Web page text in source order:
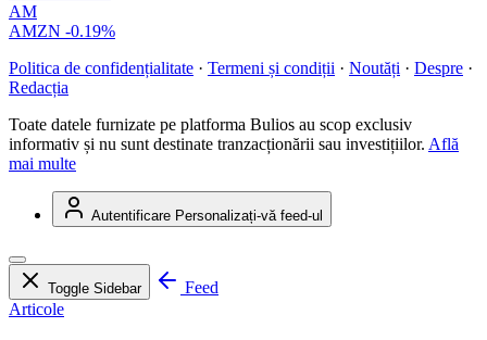
AM
AMZN -0.19%
Politica de confidențialitate · Termeni și condiții · Noutăți · Despre ·
Redacția
Toate datele furnizate pe platforma Bulios au scop exclusiv
informativ și nu sunt destinate tranzacționării sau investițiilor. Află
mai multe
Autentificare Personalizați-vă feed-ul
Toggle Sidebar
Feed
Articole